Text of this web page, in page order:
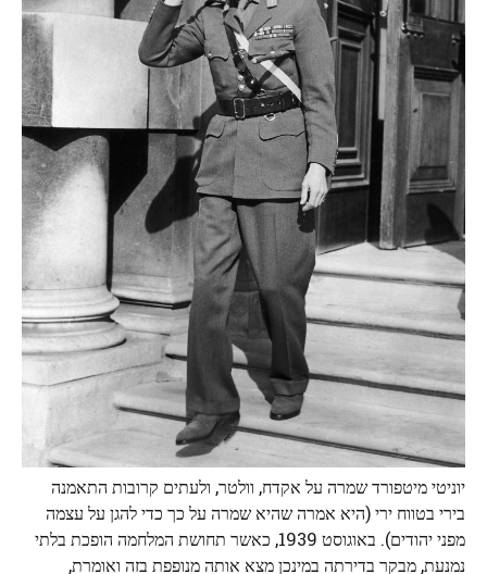
יוניטי מיטפורד שמרה על אקדח, וולטר, ולעתים קרובות התאמנה
בירי בטווח ירי (היא אמרה שהיא שמרה על כך כדי להגן על עצמה
מפני יהודים). באוגוסט 1939, כאשר תחושת המלחמה הופכת בלתי
נמנעת, מבקר בדירתה במינכן מצא אותה מנופפת בזה ואומרת,